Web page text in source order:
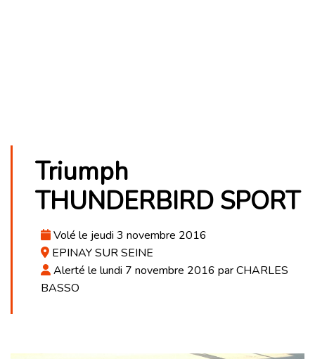
Triumph
THUNDERBIRD SPORT
Volé le jeudi 3 novembre 2016
EPINAY SUR SEINE
Alerté le lundi 7 novembre 2016 par CHARLES
BASSO